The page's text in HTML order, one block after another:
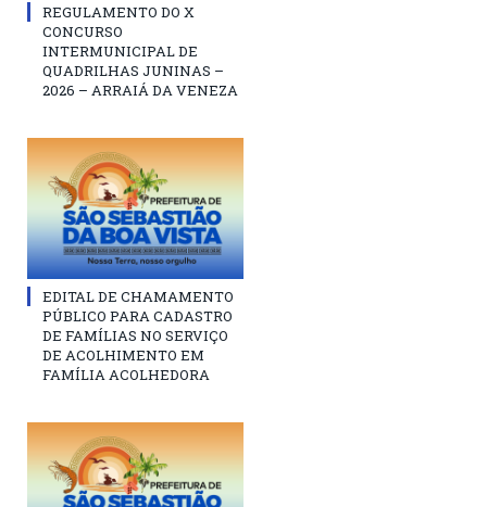
REGULAMENTO DO X
CONCURSO
INTERMUNICIPAL DE
QUADRILHAS JUNINAS –
2026 – ARRAIÁ DA VENEZA
EDITAL DE CHAMAMENTO
PÚBLICO PARA CADASTRO
DE FAMÍLIAS NO SERVIÇO
DE ACOLHIMENTO EM
FAMÍLIA ACOLHEDORA